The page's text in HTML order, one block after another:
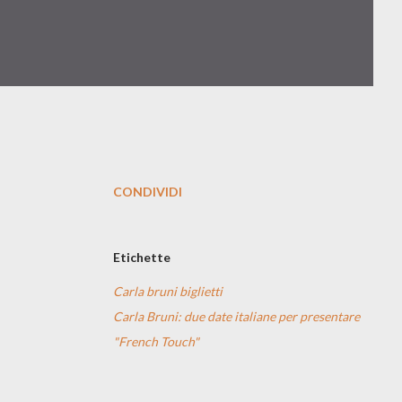
CONDIVIDI
Etichette
Carla bruni biglietti
Carla Bruni: due date italiane per presentare
"French Touch"